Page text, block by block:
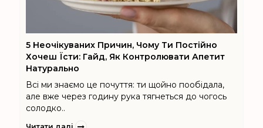
5 Неочікуваних Причин, Чому Ти Постійно
Хочеш Їсти: Гайд, Як Контролювати Апетит
Натурально
Всі ми знаємо це почуття: ти щойно пообідала,
але вже через годину рука тягнеться до чогось
солодко..